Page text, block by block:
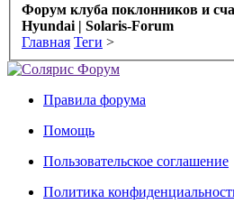
Форум клуба поклонников и
Hyundai | Solaris-Forum
Главная Теги >
Правила форума
Помощь
Пользовательское соглашение
Политика